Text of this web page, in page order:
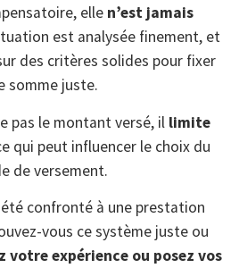
elle n’est jamais
est analysée finement, et
des critères solides pour fixer
somme juste.
pas le montant versé, il limite
qui peut influencer le choix du
de versement.
confronté à une prestation
vous ce système juste ou
votre expérience ou posez vos